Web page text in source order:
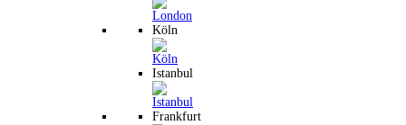
Köln
Istanbul
Frankfurt